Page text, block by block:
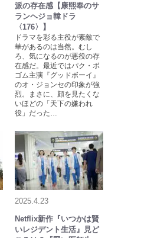
派の存在感【康熙奉のサ
ランヘジョ韓ドラ
〈176〉】
ドラマを彩る主役が素敵で
華があるのは当然。むし
ろ、気になるのが悪役の存
在感だ。最近ではパク・ボ
ゴム主演『グッドボーイ』
のオ・ジョンセの印象が強
烈。まさに、顔を見たくな
いほどの「天下の嫌われ
役」だった…
2025.4.23
Netflix新作『いつかは賢
いレジデント生活』見ど